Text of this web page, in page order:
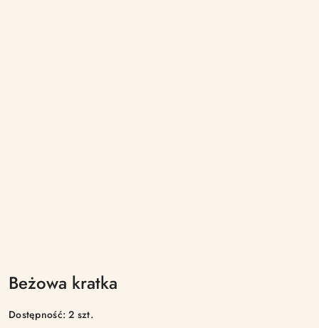
Beżowa kratka
Dostępność:2 szt.